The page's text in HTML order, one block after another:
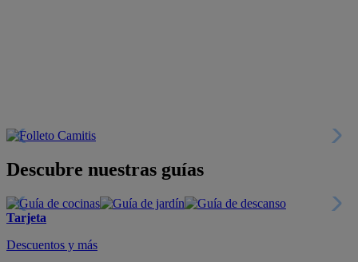
Descubre nuestras guías
Tarjeta
Descuentos y más